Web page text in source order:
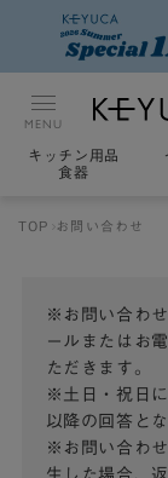
MENU
キッチン用品
食器
TOP お問い合わせ
※お問い合わ
ールまたはお
ただきます。
※土日・祝日
以降の回答と
※お問い合わ
生した場合、